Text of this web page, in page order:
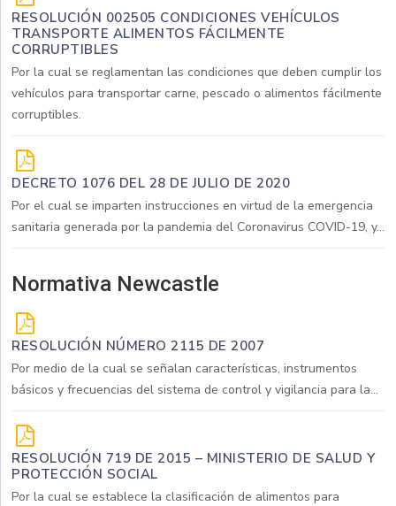
RESOLUCIÓN 002505 CONDICIONES VEHÍCULOS
TRANSPORTE ALIMENTOS FÁCILMENTE
CORRUPTIBLES
Por la cual se reglamentan las condiciones que deben cumplir los
vehículos para transportar carne, pescado o alimentos fácilmente
corruptibles.
DECRETO 1076 DEL 28 DE JULIO DE 2020
Por el cual se imparten instrucciones en virtud de la emergencia
sanitaria generada por la pandemia del Coronavirus COVID-19, y...
Normativa Newcastle
RESOLUCIÓN NÚMERO 2115 DE 2007
Por medio de la cual se señalan características, instrumentos
básicos y frecuencias del sistema de control y vigilancia para la...
RESOLUCIÓN 719 DE 2015 – MINISTERIO DE SALUD Y
PROTECCIÓN SOCIAL
Por la cual se establece la clasificación de alimentos para